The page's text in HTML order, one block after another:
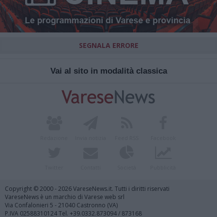
SEGNALA ERRORE
Vai al sito in modalità classica
Copyright © 2000 - 2026 VareseNews.it. Tutti i diritti riservati
VareseNews è un marchio di Varese web srl
Via Confalonieri 5 - 21040 Castronno (VA)
P.IVA 02588310124 Tel. +39.0332.873094 / 873168